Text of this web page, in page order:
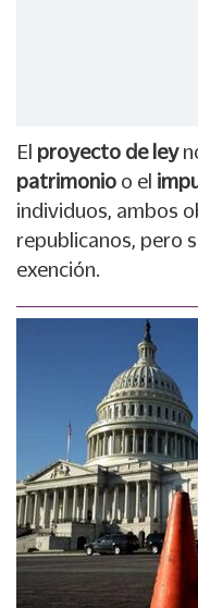
El proyecto de ley
patrimonio o el
individuos, ambos
republicanos, pero
exención.